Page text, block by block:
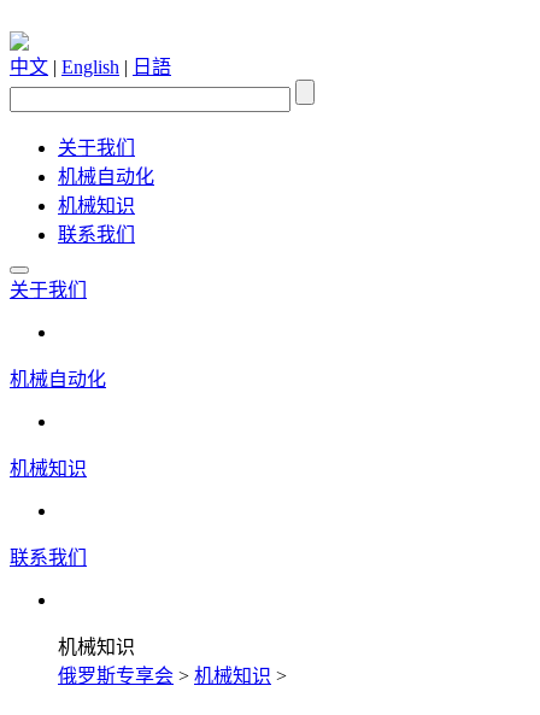
中文 | English | 日語
关于我们
机械自动化
机械知识
联系我们
关于我们
机械自动化
机械知识
联系我们
机械知识
俄罗斯专享会 > 机械知识 >